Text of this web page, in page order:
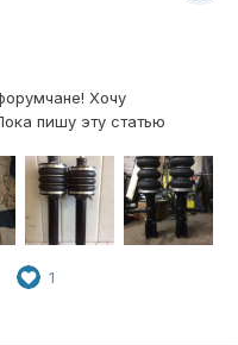
Хочу
пишу эту статью
"Atiker" 8 штук,
огромная куча
1